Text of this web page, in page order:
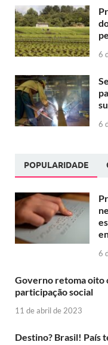
6
6
POPULARIDADE
6
Governo retoma oito
participação social
11 de abril de 2023
Destino? Brasil! País